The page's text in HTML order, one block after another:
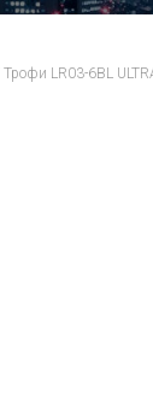
LR03-6BL